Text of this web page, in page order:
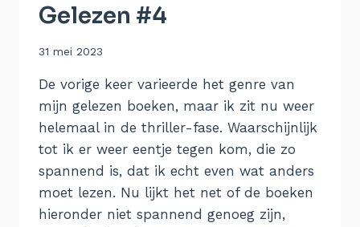
Gelezen #4
Door
31 mei 2023
De vorige keer varieerde het genre van
mijn gelezen boeken, maar ik zit nu weer
helemaal in de thriller-fase. Waarschijnlijk
tot ik er weer eentje tegen kom, die zo
spannend is, dat ik echt even wat anders
moet lezen. Nu lijkt het net of de boeken
hieronder niet spannend genoeg zijn,